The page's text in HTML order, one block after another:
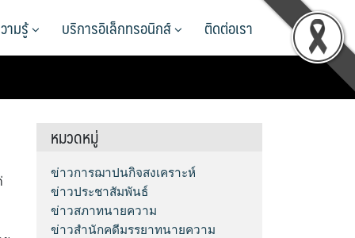
ามรู้ บริการอิเล็กทรอนิกส์ ติดต่อเรา
หมวดหมู่
ข่าวการฌาปนกิจสงเคราะห์
ข่าวประชาสัมพันธ์
ข่าวสภาทนายความ
ข่าวสำนักคดีมรรยาทนายความ